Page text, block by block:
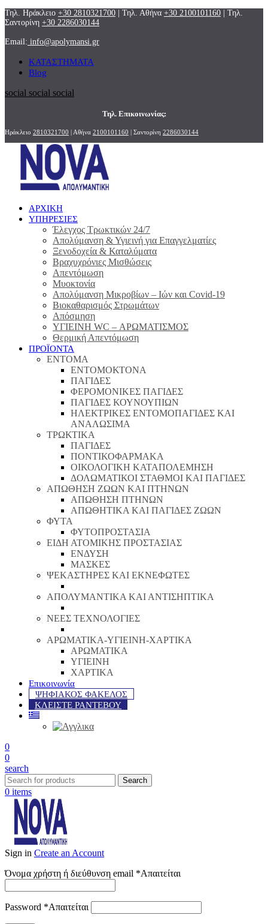
Τηλ. Ηράκλειο +30 2810321700 | Τηλ. Αθήνα +30 2100101160 | Τηλ.
Σαντορίνη +30 2286030144
Email: info@apolymansi.gr
ΚΑΤΑΣΤΗΜΑΤΑ
Blog
social social social
Τηλ. Επικοινωνίας:
Ηράκλειο 2810321700 | Αθήνα 2100101160 | Σαντορίνη 2286030144
ΑΡΧΙΚΗ
ΥΠΗΡΕΣΙΕΣ
Έλεγχος Τρωκτικών 24/7
Απολύμανση & Υγιεινή για Επαγγελματίες
Ξενοδοχεία & Καταλύματα
Βραχυχρόνιες Μισθώσεις
Απεντόμωση
Μυοκτονία
Απολύμανση Μικροβίων – Ιών και Covid-19
Βιοκαθαρισμός Στρωμάτων
Απόσμηση
ΥΓΙΕΙΝΗ WC – ΑΡΩΜΑΤΙΣΜΟΣ
Θερμική Απεντόμωση
ΠΡΟΪΟΝΤΑ
ΕΝΤΟΜΑ
ΕΝΤΟΜΟΚΤΟΝΑ
ΠΑΓΙΔΕΣ
ΦΕΡΟΜΟΝΙΚΕΣ ΠΑΓΙΔΕΣ
ΠΑΓΙΔΕΣ ΚΟΥΝΟΥΠΙΩΝ
ΗΛΕΚΤΡΙΚΕΣ ΕΝΤΟΜΟΠΑΓΙΔΕΣ ΚΑΙ
ΑΝΑΛΩΣΙΜΑ
ΤΡΩΚΤΙΚΑ
ΠΑΓΙΔΕΣ
ΠΟΝΤΙΚΟΦΑΡΜΑΚΑ
ΟΙΚΟΛΟΓΙΚΗ ΚΑΤΑΠΟΛΕΜΗΣΗ
ΔΟΛΩΜΑΤΙΚΟΙ ΣΤΑΘΜΟΙ ΚΑΙ ΠΑΓΙΔΕΣ
ΑΠΩΘΗΣΗ ΖΩΩΝ ΚΑΙ ΠΤΗΝΩΝ
ΑΠΩΘΗΣΗ ΠΤΗΝΩΝ
ΑΠΩΘΗΤΙΚΑ ΚΑΙ ΠΑΓΙΔΕΣ ΖΩΩΝ
ΦΥΤΑ
ΦΥΤΟΠΡΟΣΤΑΣΙΑ
ΕΙΔΗ ΑΤΟΜΙΚΗΣ ΠΡΟΣΤΑΣΙΑΣ
ΕΝΔΥΣΗ
ΜΑΣΚΕΣ
ΨΕΚΑΣΤΗΡΕΣ ΚΑΙ ΕΚΝΕΦΩΤΕΣ
ΑΠΟΛΥΜΑΝΤΙΚΑ ΚΑΙ ΑΝΤΙΣΗΠΤΙΚΑ
ΝΕΕΣ ΤΕΧΝΟΛΟΓΙΕΣ
ΑΡΩΜΑΤΙΚΑ-ΥΓΙΕΙΝΗ-ΧΑΡΤΙΚΑ
ΑΡΩΜΑΤΙΚΑ
ΥΓΙΕΙΝΗ
ΧΑΡΤΙΚΑ
Επικοινωνία
ΨΗΦΙΑΚΟΣ ΦΑΚΕΛΟΣ
ΚΛΕΙΣΤΕ ΡΑΝΤΕΒΟΥ
0
0
search
Search
0 items
Sign in Create an Account
Όνομα χρήστη ή διεύθυνση email *Απαιτείται
Password *Απαιτείται